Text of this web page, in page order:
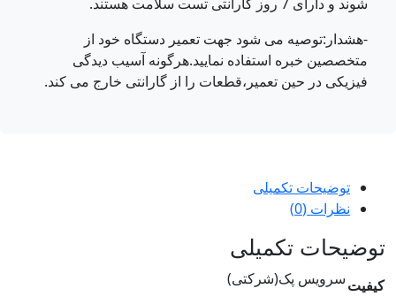
-هشدار:توصیه می شود جهت تعمیر دستگاه خود از
متخصصین خبره استفاده نمایید.هرگونه آسیب دیدگی
فیزیکی در حین تعمیر،قطعات را از گارانتی خارج می کند.
توضیحات تکمیلی
نظرات (0)
تکمیلی
سرویس پک(شرکتی)